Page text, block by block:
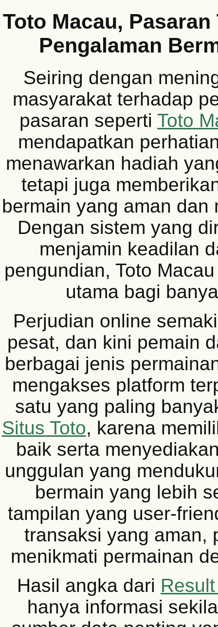
Toto Macau,
Pengalaman
Seiring dengan
masyarakat terhadap
pasaran sepertiToto
mendapatkan
menawarkan hadiah
tetapi juga
bermain yang aman dan
Dengan sistem yang
menjamin keadilan
pengundian, Toto
utama bagi
Perjudian online
pesat, dan kini pemain
berbagai jenis
mengakses platform
satu yang paling
Situs Toto, karena
baik serta
unggulan yang
bermain yang lebih
tampilan yang user-
transaksi yang aman,
menikmati permainan
Hasil angka dari
hanya informasi